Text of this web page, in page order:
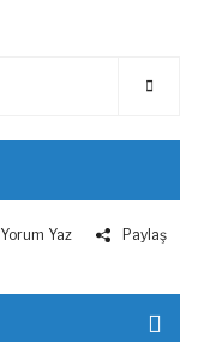
Yorum Yaz Paylaş